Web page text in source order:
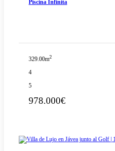
Piscina Infinita
329.00m2
4
5
978.000€